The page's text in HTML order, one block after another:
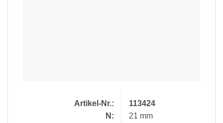
Artikel-Nr.:
N:
113424
21 mm